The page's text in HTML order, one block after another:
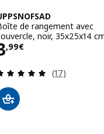
de rangement avec
noir, 35x25x14
,99€3,99€
Révision:
(17)